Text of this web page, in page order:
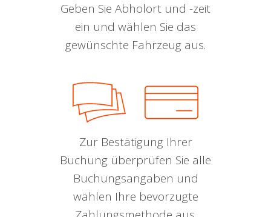
Geben Sie Abholort und -zeit
ein und wählen Sie das
gewünschte Fahrzeug aus.
Zur Bestätigung Ihrer
Buchung überprüfen Sie alle
Buchungsangaben und
wählen Ihre bevorzugte